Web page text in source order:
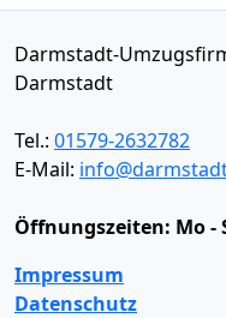
Darmstadt-
Darmstadt
Tel.: 01579-2632782
E-Mail:
Öffnungszeiten: Mo -
Impressum
Datenschutz